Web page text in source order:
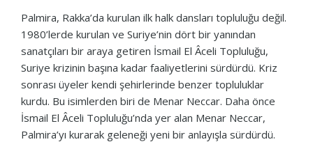
Palmira, Rakka’da kurulan ilk halk dansları topluluğu değil.
1980’lerde kurulan ve Suriye’nin dört bir yanından
sanatçıları bir araya getiren İsmail El Âceli Topluluğu,
Suriye krizinin başına kadar faaliyetlerini sürdürdü. Kriz
sonrası üyeler kendi şehirlerinde benzer topluluklar
kurdu. Bu isimlerden biri de Menar Neccar. Daha önce
İsmail El Âceli Topluluğu’nda yer alan Menar Neccar,
Palmira’yı kurarak geleneği yeni bir anlayışla sürdürdü.